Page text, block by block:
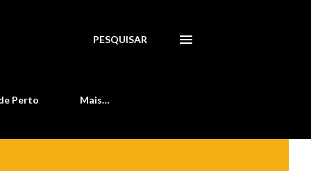
PESQUISAR
Perto Mais…